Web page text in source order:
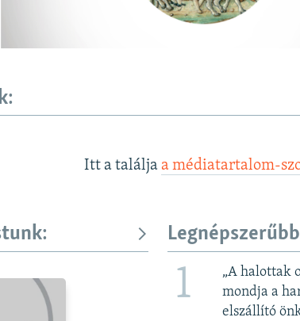
Itt a találja a médiatartalom-
1
„A halottak
mondja a
elszállító